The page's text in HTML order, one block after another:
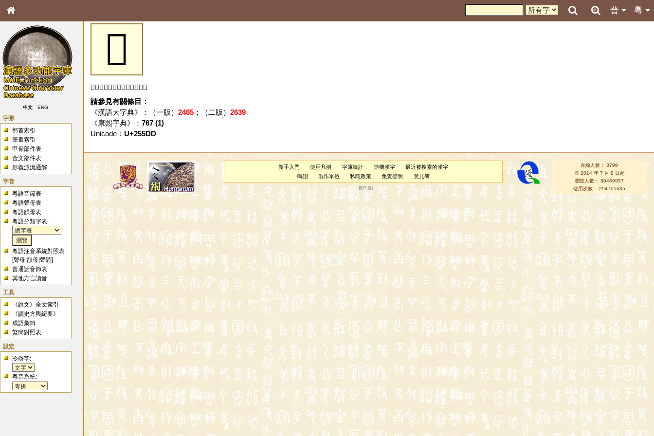
粵
普
中文 ENG
字形
部首索引
筆畫索引
甲骨部件表
金文部件表
形義源流通解
字音
粵語音節表
粵語聲母表
粵語韻母表
粵語分類字表:
粵語注音系統對照表
[聲母 |韻母 |聲調]
普通話音節表
其他方言讀音
工具
《說文》全文索引
《讀史方輿紀要》
成語彙輯
繁簡對照表
設定
冷僻字:
粵音系統:
𥗝
「𥗝」字未收錄於本資料庫。
請參見有關條目：
《漢語大字典》：（一版） 2465；（二版） 2639
《康熙字典》： 767 (1)
Unicode： U+255DD
新手入門 使用凡例 字庫統計 隨機漢字
最近被搜索的漢字
鳴謝
製作單位 私隱政策 免責聲明 意見簿
（管理員 ）
在線人數： 3799
自 2014 年 7 月 8 日起
瀏覽人數： 80489957
使用次數： 294705635